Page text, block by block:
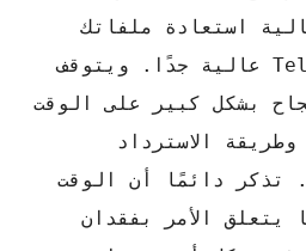
استعادة ملفاتك
ويتوقف
بشكل كبير على الوقت
الاسترداد
تذكر دائمًا أن الوقت
يتعلق الأمر بفقدان